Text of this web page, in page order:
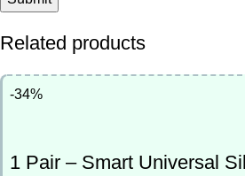
Related products
-34%
1 Pair – Smart Universal